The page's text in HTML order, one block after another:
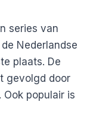
series van
Nederlandse
plaats. De
gevolgd door
. Ook populair is